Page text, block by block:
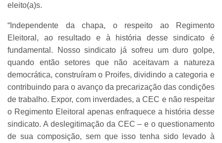
eleito(a)s.
“Independente da chapa, o respeito ao Regimento
Eleitoral, ao resultado e à história desse sindicato é
fundamental. Nosso sindicato já sofreu um duro golpe,
quando então setores que não aceitavam a natureza
democrática, construíram o Proifes, dividindo a categoria e
contribuindo para o avanço da precarização das condições
de trabalho. Expor, com inverdades, a CEC e não respeitar
o Regimento Eleitoral apenas enfraquece a história desse
sindicato. A deslegitimação da CEC – e o questionamento
de sua composição, sem que isso tenha sido levado à